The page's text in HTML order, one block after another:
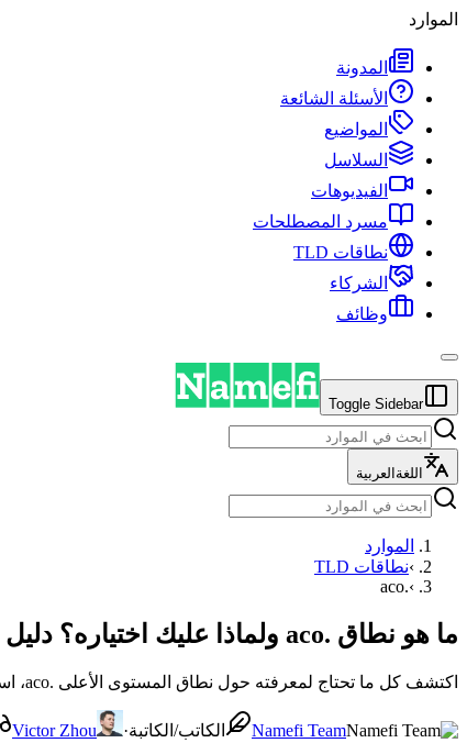
الموارد
المدونة
الأسئلة الشائعة
المواضيع
السلاسل
الفيديوهات
مسرد المصطلحات
نطاقات TLD
الشركاء
وظائف
Toggle Sidebar
اللغة العربية
الموارد
›نطاقات TLD
›
.aco
ما هو نطاق .aco ولماذا عليك اختياره؟ دليل شامل
اكتشف كل ما تحتاج لمعرفته حول نطاق المستوى الأعلى .aco، استخداماته، ومزاياه الفريدة. تعلم كيف يمكنك حجز وإدارة نطاقك بتقنية البلوك تشين عبر Namefi.
Namefi Team الكاتب/الكاتبة·
Victor Zhou